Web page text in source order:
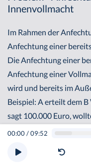
00:00/09:52
Innenvollmacht
Im Rahmen der
Anfechtung einer
Die Anfechtung einer
Anfechtung einer
wird und bereits im
Beispiel: A erteilt dem
sagt 100.000 Euro,
und kauft bei C im
und überlegt, was er